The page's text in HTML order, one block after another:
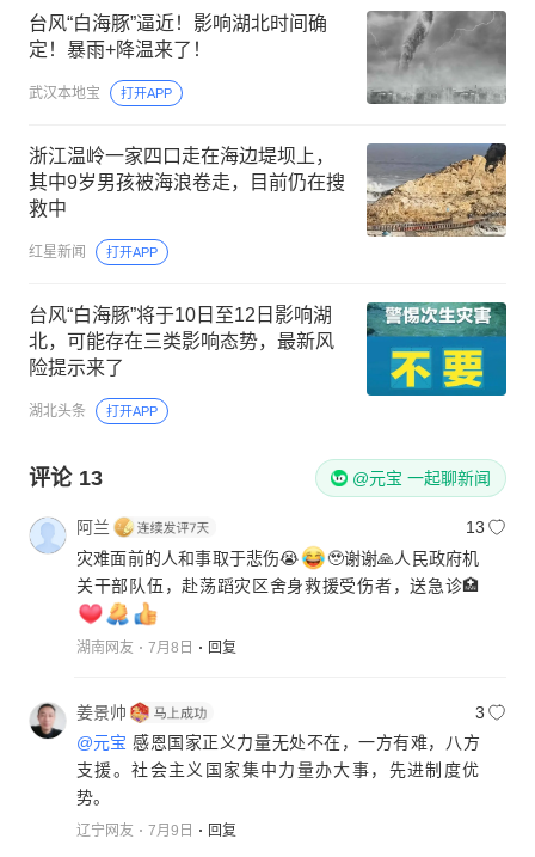
台风“白海豚”逼近！影响湖北时间确
定！暴雨+降温来了！
武汉本地宝 打开APP
浙江温岭一家四口走在海边堤坝上，
其中9岁男孩被海浪卷走，目前仍在搜
救中
红星新闻 打开APP
台风“白海豚”将于10日至12日影响湖
北，可能存在三类影响态势，最新风
险提示来了
湖北头条 打开APP
评论 13 @元宝 一起聊新闻
阿兰
13
灾难面前的人和事取于悲伤😭
🥹谢谢🙏人民政府机
关干部队伍，赴荡蹈灾区舍身救援受伤者，送急诊🏥
湖南网友 7月8日 回复
姜景帅
3
@元宝 感恩国家正义力量无处不在，一方有难，八方
支援。社会主义国家集中力量办大事，先进制度优
势。
辽宁网友 7月9日 回复